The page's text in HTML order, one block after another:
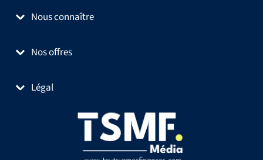
Nous connaître
Nos offres
Légal